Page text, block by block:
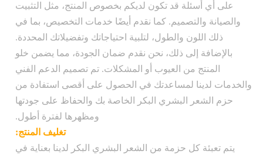
شحن:
معالجة الطلبات خلال 1-2 يوم عمل ويتم
شحنها عبر بريد USPS ذو الأولوية، والشحن
الدولي متاح مقابل رسوم إضافية
على أي أسئلة قد تكون لديكم بخصوص المنتج، مثل التثبيت
والصيانة والتصميم. كما نقدم أيضًا خدمات التخصيص، بما في
ذلك اللون والطول، لتلبية احتياجاتك وتفضيلاتك المحددة.
بالإضافة إلى ذلك، نحن نقدم ضمان الجودة، مما يضمن خلو
المنتج من العيوب أو المشكلات. تم تصميم الدعم الفني
والخدمات لدينا لمساعدتك في الحصول على أقصى استفادة من
حزم الشعر البشري البكر الخاصة بك والحفاظ على جودتها
ومظهرها لفترة أطول.
تغليف المنتج:
يتم تعبئة كل حزمة من الشعر البشري البكر لدينا بعناية في